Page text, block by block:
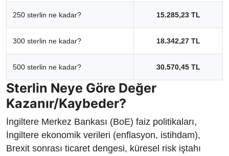
250 sterlin ne kadar? 15.285,23 TL
300 sterlin ne kadar? 18.342,27 TL
500 sterlin ne kadar? 30.570,45 TL
Sterlin Neye Göre Değer
Kazanır/Kaybeder?
İngiltere Merkez Bankası (BoE) faiz politikaları,
İngiltere ekonomik verileri (enflasyon, istihdam),
Brexit sonrası ticaret dengesi, küresel risk iştahı